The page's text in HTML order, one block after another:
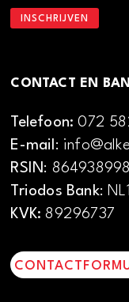
CONTACT EN
Telefoon:072
E-mail:
RSIN: 864938998
Triodos Bank:
KVK: 89296737